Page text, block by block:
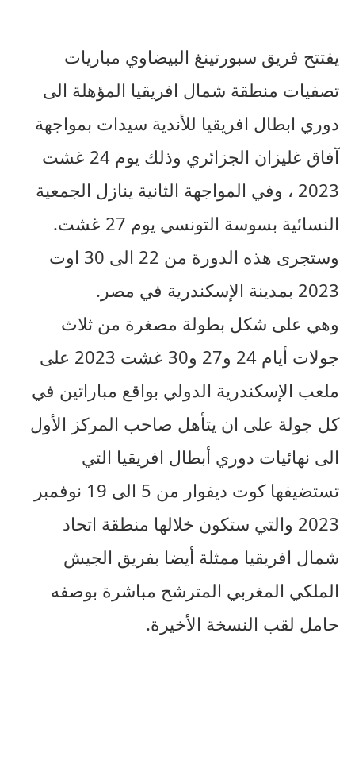
يفتتح فريق سبورتينغ البيضاوي مباريات
تصفيات منطقة شمال افريقيا المؤهلة الى
دوري ابطال افريقيا للأندية سيدات بمواجهة
آفاق غليزان الجزائري وذلك يوم 24 غشت
2023 ، وفي المواجهة الثانية ينازل الجمعية
النسائية بسوسة التونسي يوم 27 غشت.
وستجرى هذه الدورة من 22 الى 30 اوت
2023 بمدينة الإسكندرية في مصر.
وهي على شكل بطولة مصغرة من ثلاث
جولات أيام 24 و27 و30 غشت 2023 على
ملعب الإسكندرية الدولي بواقع مباراتين في
كل جولة على ان يتأهل صاحب المركز الأول
الى نهائيات دوري أبطال افريقيا التي
تستضيفها كوت ديفوار من 5 الى 19 نوفمبر
2023 والتي ستكون خلالها منطقة اتحاد
شمال افريقيا ممثلة أيضا بفريق الجيش
الملكي المغربي المترشح مباشرة بوصفه
حامل لقب النسخة الأخيرة.